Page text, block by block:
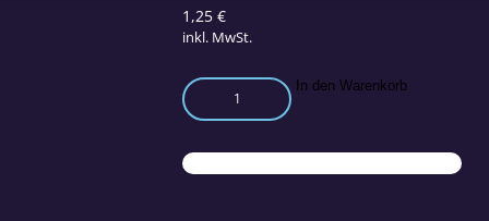
1,25€
inkl. MwSt.
Dokumentation
–
Weg
zur
In den Warenkorb